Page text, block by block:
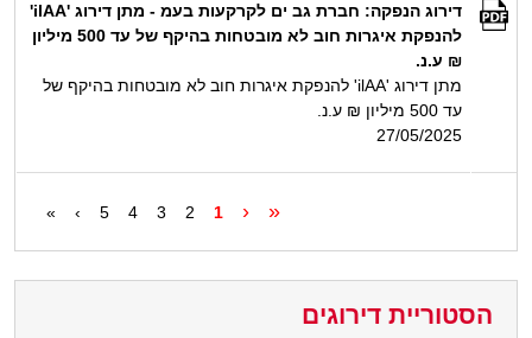
דירוג הנפקה: חברת גב ים לקרקעות בעמ - מתן דירוג 'ilAA'
להנפקת איגרות חוב לא מובטחות בהיקף של עד 500 מיליון
₪ ע.נ.
מתן דירוג 'ilAA' להנפקת איגרות חוב לא מובטחות בהיקף של
עד 500 מיליון ₪ ע.נ.
27/05/2025
«
‹
1
2
3
4
5
›
»
הסטוריית דירוגים